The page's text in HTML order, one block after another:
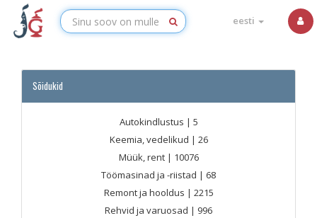
eesti
Sõidukid
Autokindlustus | 5
Keemia, vedelikud | 26
Müük, rent | 10076
Töömasinad ja -riistad | 68
Remont ja hooldus | 2215
Rehvid ja varuosad | 996